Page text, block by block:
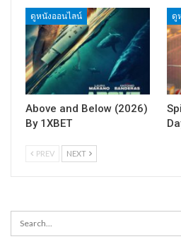
ดูหนังออนไลน์
Above and Below (2026)
By 1XBET
ดู
PREV NEXT